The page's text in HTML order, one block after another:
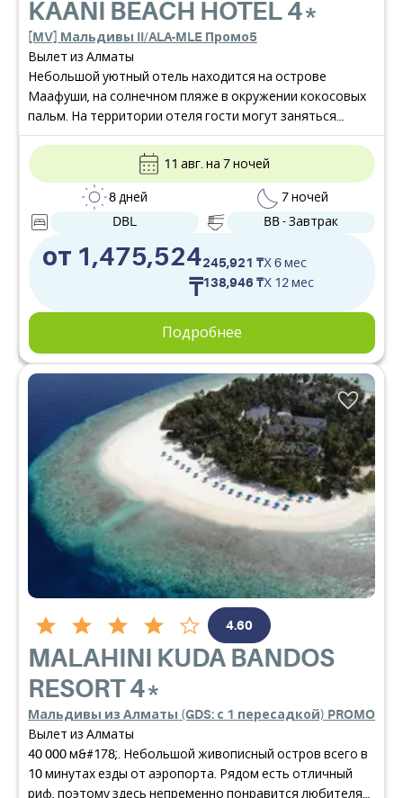
KAANI BEACH HOTEL4*
[MV] Мальдивы II/ALA-MLE Промо5
Вылет из Алматы
Небольшой уютный отель находится на острове
Маафуши, на солнечном пляже в окружении кокосовых
пальм. На территории отеля гости могут заняться
дайвингом и сноркелингом, устраивать пикники на
островах и наблюдать за дельфинами. В этом
небольшом отеле, удачно расположенном рядом с
пляжем, гостей ждет комфортное размещение в
номерах с балконом и бесплатным Wi-Fi, терраса с
шезлонгами, ресторан и бар.
от 1,475,524
₸
245,921 ₸X 6 мес
138,946 ₸X 12 мес
11 авг. на 7 ночей
8 дней
7 ночей
DBL
BB - Завтрак
Подробнее
4.60
MALAHINI KUDA BANDOS
RESORT4*
Мальдивы из Алматы (GDS: с 1 пересадкой) PROMO
Вылет из Алматы
40 000 м&#178;. Небольшой живописный остров всего в
10 минутах езды от аэропорта. Рядом есть отличный
риф, поэтому здесь непременно понравится любителям